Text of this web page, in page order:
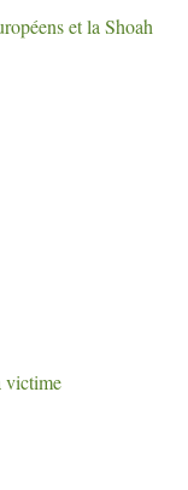
et la Shoah
victime